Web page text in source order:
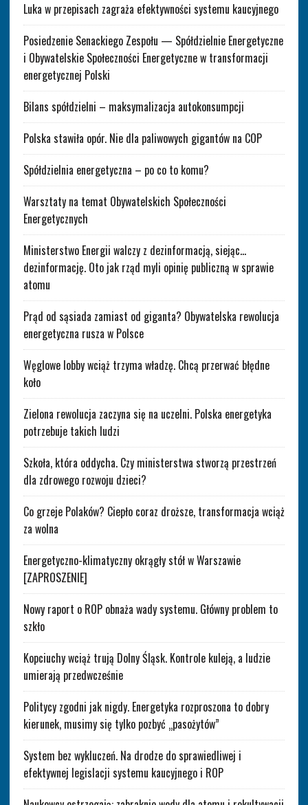
Luka w przepisach zagraża efektywności systemu kaucyjnego
Posiedzenie Senackiego Zespołu — Spółdzielnie Energetyczne
i Obywatelskie Społeczności Energetyczne w transformacji
energetycznej Polski
Bilans spółdzielni – maksymalizacja autokonsumpcji
Polska stawiła opór. Nie dla paliwowych gigantów na COP
Spółdzielnia energetyczna – po co to komu?
Warsztaty na temat Obywatelskich Społeczności
Energetycznych
Ministerstwo Energii walczy z dezinformacją, siejąc…
dezinformację. Oto jak rząd myli opinię publiczną w sprawie
atomu
Prąd od sąsiada zamiast od giganta? Obywatelska rewolucja
energetyczna rusza w Polsce
Węglowe lobby wciąż trzyma władzę. Chcą przerwać błędne
koło
Zielona rewolucja zaczyna się na uczelni. Polska energetyka
potrzebuje takich ludzi
Szkoła, która oddycha. Czy ministerstwa stworzą przestrzeń
dla zdrowego rozwoju dzieci?
Co grzeje Polaków? Ciepło coraz droższe, transformacja wciąż
za wolna
Energetyczno-klimatyczny okrągły stół w Warszawie
[ZAPROSZENIE]
Nowy raport o ROP obnaża wady systemu. Główny problem to
szkło
Kopciuchy wciąż trują Dolny Śląsk. Kontrole kuleją, a ludzie
umierają przedwcześnie
Politycy zgodni jak nigdy. Energetyka rozproszona to dobry
kierunek, musimy się tylko pozbyć „pasożytów”
System bez wykluczeń. Na drodze do sprawiedliwej i
efektywnej legislacji systemu kaucyjnego i ROP